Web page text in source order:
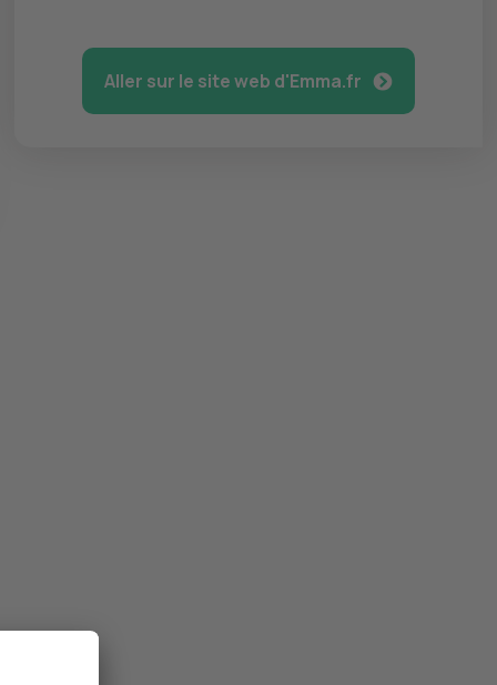
Aller sur le site web d'Emma.fr